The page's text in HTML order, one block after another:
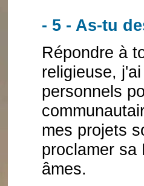
- 5 - As-tu
Répondre à
religieuse,
personnels
mes projets
proclamer sa
âmes.